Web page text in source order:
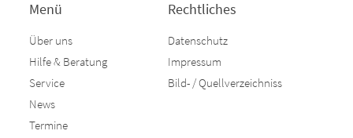
Menü
Über uns
Hilfe & Beratung
Service
News
Termine
Rechtliches
Datenschutz
Impressum
Bild- / Quellverzeichniss